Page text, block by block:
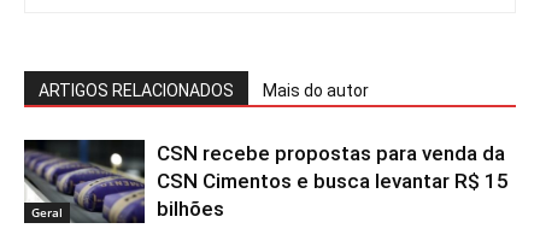
ARTIGOS RELACIONADOS Mais do autor
Geral
CSN recebe propostas para venda da
CSN Cimentos e busca levantar R$ 15
bilhões